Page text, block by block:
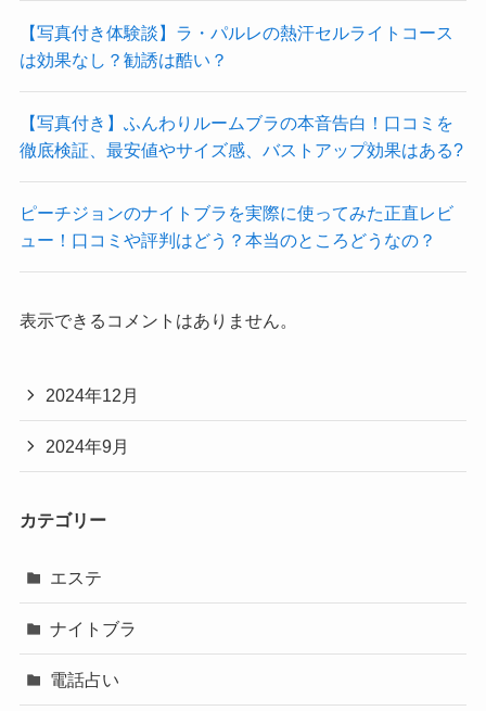
【写真付き体験談】ラ・パルレの熱汗セルライトコース
は効果なし？勧誘は酷い？
【写真付き】ふんわりルームブラの本音告白！口コミを
徹底検証、最安値やサイズ感、バストアップ効果はある?
ピーチジョンのナイトブラを実際に使ってみた正直レビ
ュー！口コミや評判はどう？本当のところどうなの？
表示できるコメントはありません。
2024年12月
2024年9月
カテゴリー
エステ
ナイトブラ
電話占い